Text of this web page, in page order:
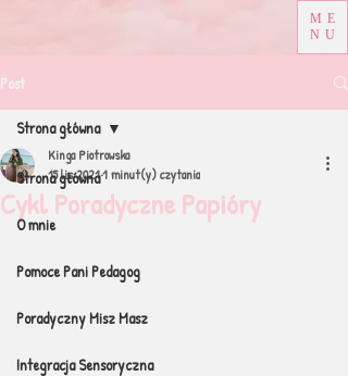
ME
NU
Post
Strona główna
O mnie
Pomoce Pani Pedagog
Poradyczny Misz Masz
Integracja Sensoryczna
Strona główna
Cykl Poradyczne Papióry
Kinga Piotrowska
15 lis 20211 minut(y) czytania